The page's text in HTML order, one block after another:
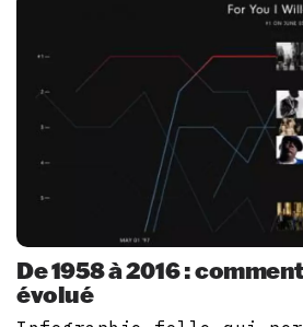
De 1958 à 2016 :
évolué